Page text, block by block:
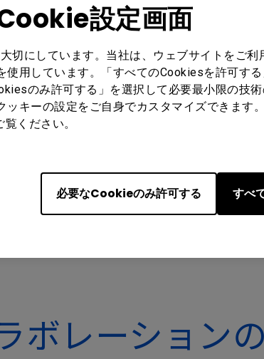
設定画面
切にしています。当社は、ウェブサイトをご
用しています。「すべてのCookiesを許可す
のみ許可する」を選択して必要最小限の技
キーの設定をご自身でカスタマイズできます。
覧ください。
必要なCookieのみ許可する すべ
ぐに使い始められるビジュア
ションソリューション
いテクノロジーは脅威にもなり得ます。
ーションの共有を始めることができま
レーション型のプレゼンテーションを
ラボレーションの可能性を生み出すワイ
できます。Wi-Fiインフラを持たない企
セットアップする間の落ち着かない雰
果がすぐに出ることでしょう。
ボレーション